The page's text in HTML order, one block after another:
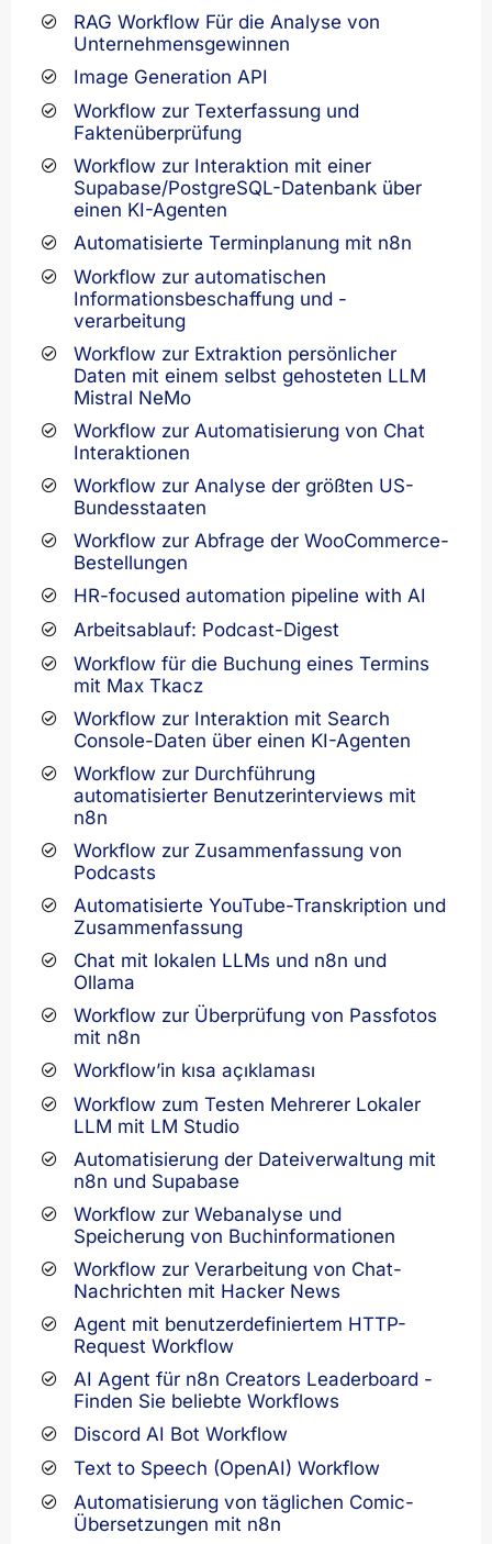
RAG Workflow Für die Analyse von
Unternehmensgewinnen
Image Generation API
Workflow zur Texterfassung und
Faktenüberprüfung
Workflow zur Interaktion mit einer
Supabase/PostgreSQL-Datenbank über
einen KI-Agenten
Automatisierte Terminplanung mit n8n
Workflow zur automatischen
Informationsbeschaffung und -
verarbeitung
Workflow zur Extraktion persönlicher
Daten mit einem selbst gehosteten LLM
Mistral NeMo
Workflow zur Automatisierung von Chat
Interaktionen
Workflow zur Analyse der größten US-
Bundesstaaten
Workflow zur Abfrage der WooCommerce-
Bestellungen
HR-focused automation pipeline with AI
Arbeitsablauf: Podcast-Digest
Workflow für die Buchung eines Termins
mit Max Tkacz
Workflow zur Interaktion mit Search
Console-Daten über einen KI-Agenten
Workflow zur Durchführung
automatisierter Benutzerinterviews mit
n8n
Workflow zur Zusammenfassung von
Podcasts
Automatisierte YouTube-Transkription und
Zusammenfassung
Chat mit lokalen LLMs und n8n und
Ollama
Workflow zur Überprüfung von Passfotos
mit n8n
Workflow’in kısa açıklaması
Workflow zum Testen Mehrerer Lokaler
LLM mit LM Studio
Automatisierung der Dateiverwaltung mit
n8n und Supabase
Workflow zur Webanalyse und
Speicherung von Buchinformationen
Workflow zur Verarbeitung von Chat-
Nachrichten mit Hacker News
Agent mit benutzerdefiniertem HTTP-
Request Workflow
AI Agent für n8n Creators Leaderboard -
Finden Sie beliebte Workflows
Discord AI Bot Workflow
Text to Speech (OpenAI) Workflow
Automatisierung von täglichen Comic-
Übersetzungen mit n8n